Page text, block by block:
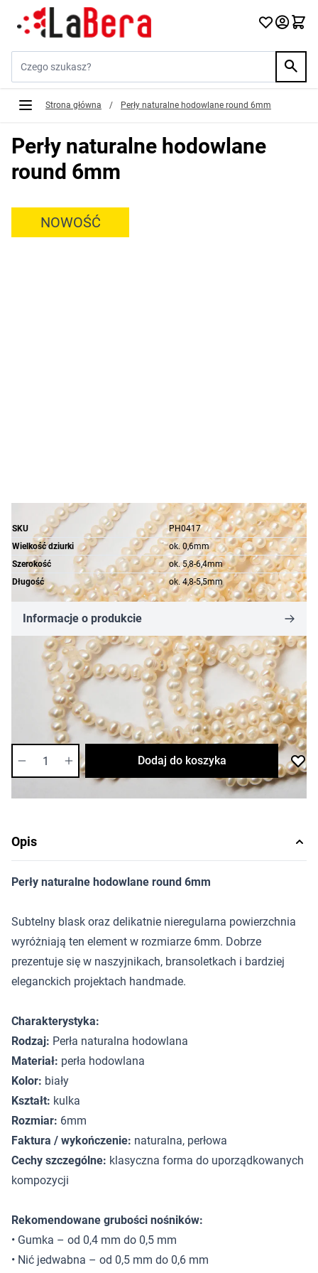
Przejdź do treści
Strona główna / Perły naturalne hodowlane round 6mm
Perły naturalne hodowlane
round 6mm
NOWOŚĆ
SKU
PH0417
Wielkość dziurki
ok. 0,6mm
Szerokość
ok. 5,8-6,4mm
Długość
ok. 4,8-5,5mm
Informacje o produkcie
81,18 zł
Cena za sznur
Długość sznura: ok. 34cm
Dostępność:średnia
Dodaj do koszyka
Opis
Perły naturalne hodowlane round 6mm
Subtelny blask oraz delikatnie nieregularna powierzchnia
wyróżniają ten element w rozmiarze 6mm. Dobrze
prezentuje się w naszyjnikach, bransoletkach i bardziej
eleganckich projektach handmade.
Charakterystyka:
Rodzaj: Perła naturalna hodowlana
Materiał: perła hodowlana
Kolor: biały
Kształt: kulka
Rozmiar: 6mm
Faktura / wykończenie: naturalna, perłowa
Cechy szczególne: klasyczna forma do uporządkowanych
kompozycji
Rekomendowane grubości nośników:
• Gumka – od 0,4 mm do 0,5 mm
• Nić jedwabna – od 0,5 mm do 0,6 mm